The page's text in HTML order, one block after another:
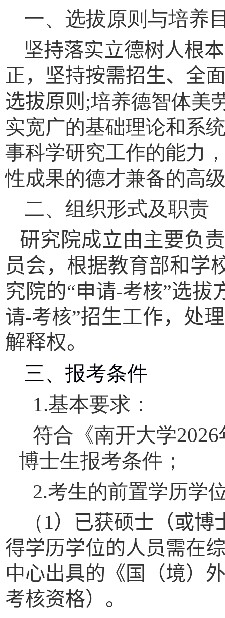
一、选拔原则与培养
坚持落实立德树人根
正，坚持按需招生、全
选拔原则 ;培养德智体美
实宽广的基础理论和系
事科学研究工作的能力
性成果的德才兼备的高
二、组织形式及职责
研究院成立由主要负
员会，根据教育部和学
究院的“申请-考核”选拔
请-考核”招生工作，处
解释权。
三、报考条件
1.基本要求：
符合《南开大学2026
博士生报考条件；
2.考生的前置学历学
（ 1）已获硕士（或博
得学历学位的人员需在
中心出具的 《国（境）
考核资格）。